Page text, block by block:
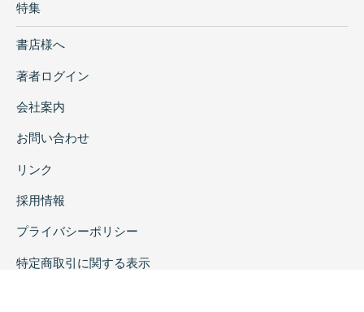
形 進
松尾山周辺の仏教彫
國生 知子
松尾山十三末寺と松尾山の入
岡寺 良
豊前に分布する土製地蔵菩薩
若杦 善満
稲積山と頼
栗焼 憲児
特集
書店様へ
著者ログイン
会社案内
お問い合わせ
リンク
採用情報
プライバシーポリシー
特定商取引に関する表示